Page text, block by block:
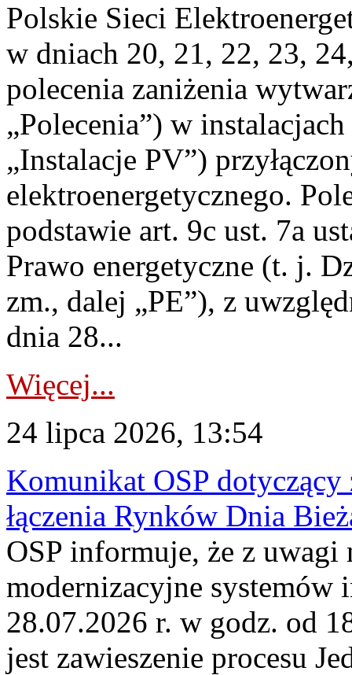
Polskie Sieci
w dniach 20, 21, 22, 23,
polecenia zaniżenia
„Polecenia”) w
„Instalacje PV”)
elektroenergetycznego.
podstawie art. 9c ust. 7a
Prawo energetyczne (t. j.
zm., dalej „PE”), z
dnia 28...
Więcej...
24 lipca 2026, 13:54
Komunikat OSP dotyczący
łączenia Rynków Dnia
OSP informuje, że z uwagi
modernizacyjne
28.07.2026 r. w godz. od
jest zawieszenie procesu